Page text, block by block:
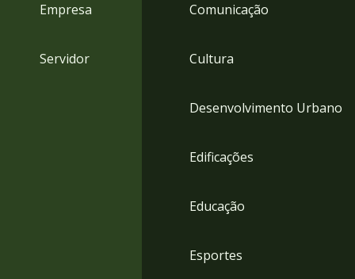
Empresa
Servidor
Comunicação
Cultura
Desenvolvimento Urbano
Edificações
Educação
Esportes